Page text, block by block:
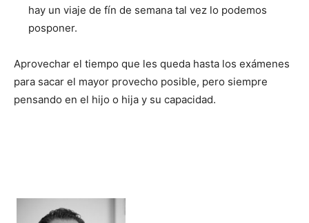
hay un viaje de fín de semana tal vez lo podemos
posponer.
Aprovechar el tiempo que les queda hasta los exámenes
para sacar el mayor provecho posible, pero siempre
pensando en el hijo o hija y su capacidad.